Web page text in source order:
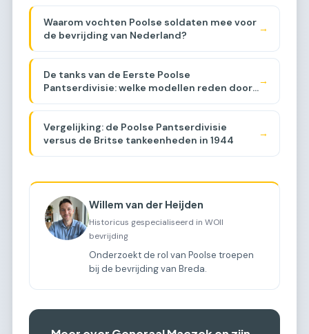
Waarom vochten Poolse soldaten mee voor
de bevrijding van Nederland?
→
De tanks van de Eerste Poolse
Pantserdivisie: welke modellen reden door
Brabant?
→
Vergelijking: de Poolse Pantserdivisie
versus de Britse tankeenheden in 1944
→
Willem van der Heijden
Historicus gespecialiseerd in WOII
bevrijding
Onderzoekt de rol van Poolse troepen
bij de bevrijding van Breda.